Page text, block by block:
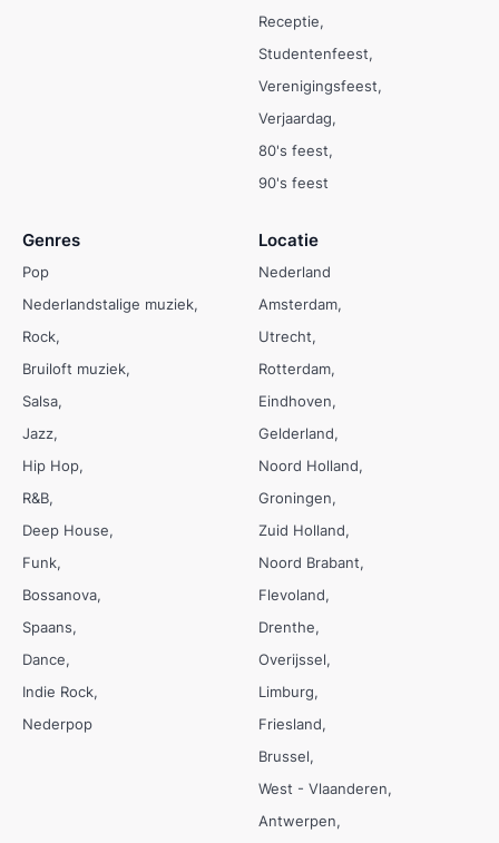
Receptie
Studentenfeest
Verenigingsfeest
Verjaardag
80's feest
90's feest
Genres
Pop
Nederlandstalige muziek
Rock
Bruiloft muziek
Salsa
Jazz
Hip Hop
R&B
Deep House
Funk
Bossanova
Spaans
Dance
Indie Rock
Nederpop
Locatie
Nederland
Amsterdam
Utrecht
Rotterdam
Eindhoven
Gelderland
Noord Holland
Groningen
Zuid Holland
Noord Brabant
Flevoland
Drenthe
Overijssel
Limburg
Friesland
Brussel
West - Vlaanderen
Antwerpen